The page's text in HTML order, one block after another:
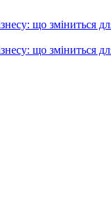
що зміниться для
що зміниться для